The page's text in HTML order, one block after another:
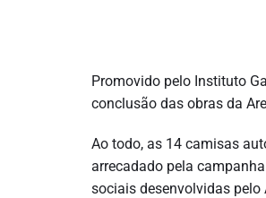
Promovido pelo Instituto
conclusão das obras da
Ao todo, as 14 camisas
arrecadado pela
sociais desenvolvidas pelo